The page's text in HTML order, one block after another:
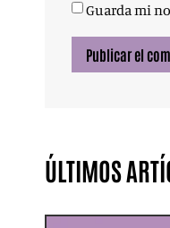
Guarda mi
ÚLTIMOS